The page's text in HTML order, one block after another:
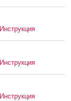
Инструкция
Инструкция
Инструкция